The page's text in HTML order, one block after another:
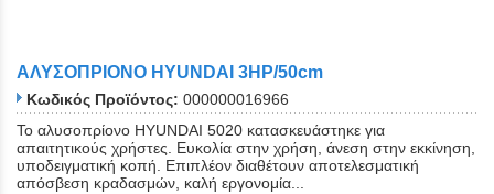
ΑΛΥΣΟΠΡΙΟΝΟ HYUNDAI 3HP/50cm
Κωδικός Προϊόντος: 000000016966
Το αλυσοπρίονο HYUNDAI 5020 κατασκευάστηκε για
απαιτητικούς χρήστες. Ευκολία στην χρήση, άνεση στην εκκίνηση,
υποδειγματική κοπή. Επιπλέον διαθέτουν αποτελεσματική
απόσβεση κραδασμών, καλή εργονομία...